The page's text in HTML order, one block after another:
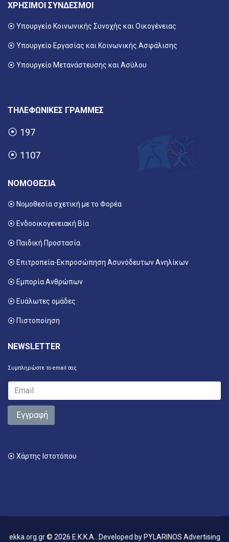
ΧΡΗΣΙΜΟΙ ΣΥΝΔΕΣΜΟΙ
⦿ Υπουργείο Κοινωνικής Συνοχής και Οικογένειας
⦿ Υπουργείο Εργασίας και Κοινωνικής Ασφάλισης
⦿ Υπουργείο Μετανάστευσης και Ασύλου
ΤΗΛΕΦΩΝΙΚΕΣ ΓΡΑΜΜΕΣ
⦿ 197
⦿ 1107
ΝΟΜΟΘΕΣΙΑ
⦿ Νομοθεσία σχετική με το Φορέα
⦿ Ενδοοικογενειακή Βία
⦿ Παιδική Προστασία
⦿ Επιτροπεία-Εκπροσώπηση Ασυνόδευτων Ανηλίκων
⦿ Εμπορία Ανθρώπων
⦿ Ευάλωτες ομάδες
⦿ Πιστοποίηση
NEWSLETTER
Συμπληρώστε το email σας
Εγγραφή
⦿ Χάρτης Ιστοτόπου
ekka.org.gr © 2026 E.K.K.A.. Developed by PYLARINOS Advertising